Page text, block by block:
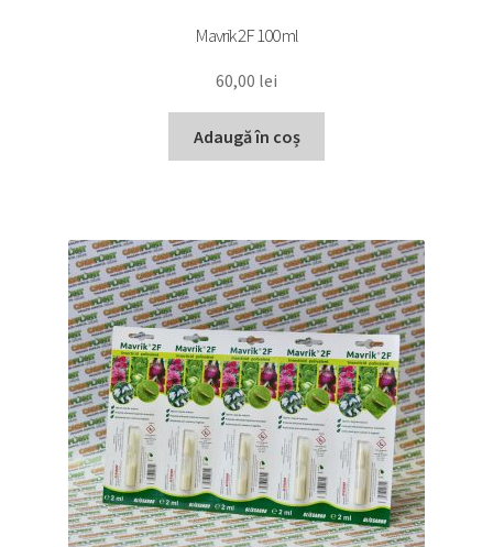
Mavrik 2F 100 ml
60,00 lei
Adaugă în coș